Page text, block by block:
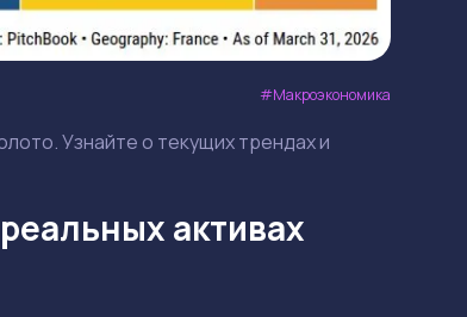
Макроэкономика
Узнайте о текущих трендах и
активах